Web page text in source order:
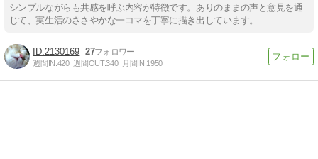
シンプルながらも共感を呼ぶ内容が特徴です。ありのままの声と意見を通
じて、実生活のささやかな一コマを丁寧に描き出しています。
2130169 27
週間IN:420 週間OUT:340 月間IN:1950